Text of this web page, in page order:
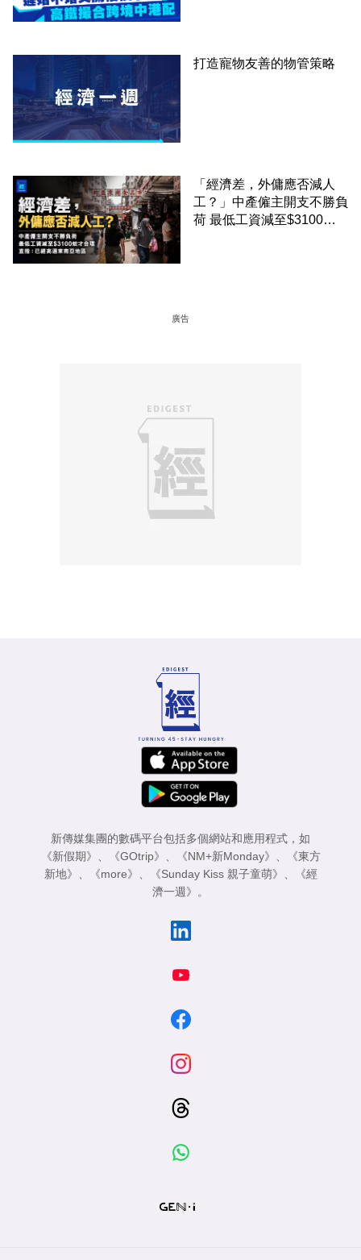
打造寵物友善的物管策略
「經濟差，外傭應否減人
工？」中產僱主開支不勝負
荷 最低工資減至$3100蚊
廣告
新傳媒集團的數碼平台包括多個網站和應用程式，如
《新假期》
《GOtrip》 《NM+新Monday》
《東方
新地》
《more》 《Sunday Kiss 親子童萌》
《經
濟一週》
。